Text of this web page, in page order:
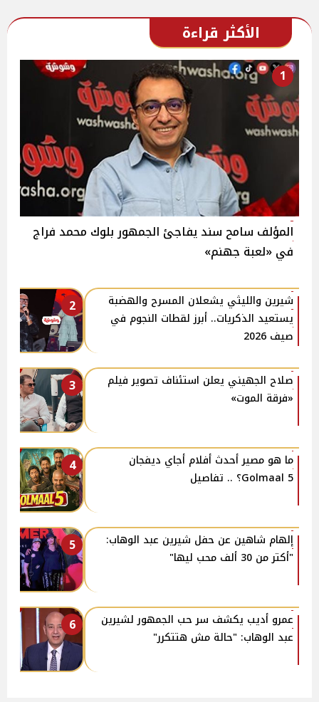
الأكثر قراءة
1
المؤلف سامح سند يفاجئ الجمهور بلوك محمد فراج
في «لعبة جهنم»
2
شيرين والليثي يشعلان المسرح والهضبة
يستعيد الذكريات.. أبرز لقطات النجوم في
صيف 2026
3
صلاح الجهيني يعلن استئناف تصوير فيلم
«فرقة الموت»
4
ما هو مصير أحدث أفلام أجاي ديفجان
Golmaal 5؟ .. تفاصيل
5
إلهام شاهين عن حفل شيرين عبد الوهاب:
"أكتر من 30 ألف محب ليها"
6
عمرو أديب يكشف سر حب الجمهور لشيرين
عبد الوهاب: "حالة مش هتتكرر"